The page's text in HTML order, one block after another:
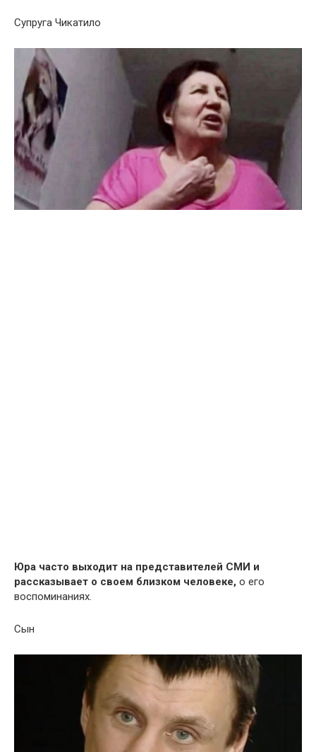
Супруга Чикатило
Юра часто выходит на представителей СМИ и
рассказывает о своем близком человеке, о его
воспоминаниях.
Сын